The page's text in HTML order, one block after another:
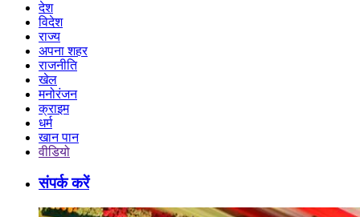
देश
विदेश
राज्य
अपना शहर
राजनीति
खेल
मनोरंजन
क्राइम
धर्म
खान पान
वीडियो
संपर्क करें